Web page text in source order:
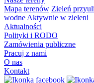
Mapa terenów Zieleń
wodne Aktywnie w zieleni
Aktualności
Polityki i RODO
Zamówienia publiczne
Pracuj z nami
O nas
Kontakt